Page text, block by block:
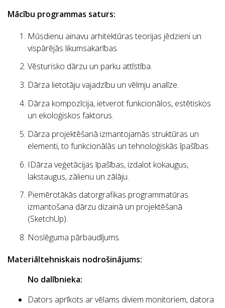
Mācību programmas saturs:
Mūsdienu ainavu arhitektūras teorijas jēdzieni un
vispārējās likumsakarības.
Vēsturisko dārzu un parku attīstība.
Dārza lietotāju vajadzību un vēlmju analīze.
Dārza kompozīcija, ietverot funkcionālos, estētiskos
un ekoloģiskos faktorus.
Dārza projektēšanā izmantojamās struktūras un
elementi, to funkcionālās un tehnoloģiskās īpašības.
IDārza veģetācijas īpašības, izdalot kokaugus,
lakstaugus, zālienu un zālāju.
Piemērotākās datorgrafikas programmatūras
izmantošana dārzu dizainā un projektēšanā
(SketchUp).
Noslēguma pārbaudījums.
Materiāltehniskais nodrošinājums:
No dalībnieka:
Dators aprīkots ar vēlams diviem monitoriem, datora